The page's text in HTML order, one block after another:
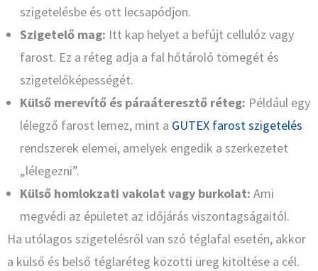
szigetelésbe és ott lecsapódjon.
Szigetelő mag: Itt kap helyet a befújt cellulóz vagy
farost. Ez a réteg adja a fal hőtároló tömegét és
szigetelőképességét.
Külső merevítő és páraáteresztő réteg: Például egy
lélegző farost lemez, mint a GUTEX farost szigetelés
rendszerek elemei, amelyek engedik a szerkezetet
„lélegezni”.
Külső homlokzati vakolat vagy burkolat: Ami
megvédi az épületet az időjárás viszontagságaitól.
Ha utólagos szigetelésről van szó téglafal esetén, akkor
a külső és belső téglaréteg közötti üreg kitöltése a cél.